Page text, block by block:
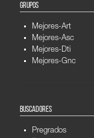
GRUPOS
Mejores-Art
Mejores-Asc
Mejores-Dti
Mejores-Gnc
BUSCADORES
Pregrados